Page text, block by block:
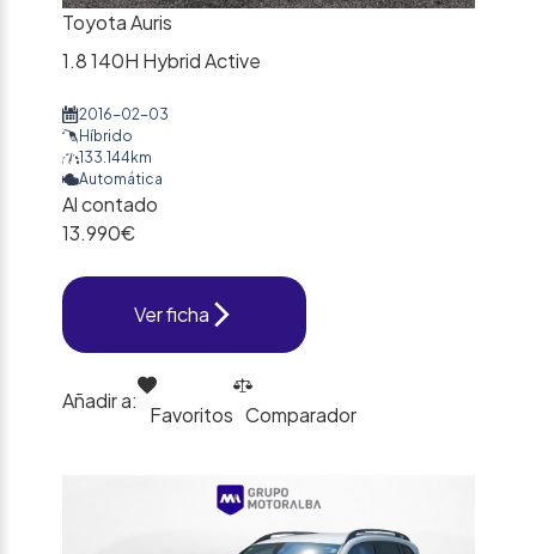
Toyota Auris
1.8 140H Hybrid Active
2016-02-03
Híbrido
133.144km
Automática
Al contado
13.990€
Ver ficha
Añadir a:
Favoritos Comparador